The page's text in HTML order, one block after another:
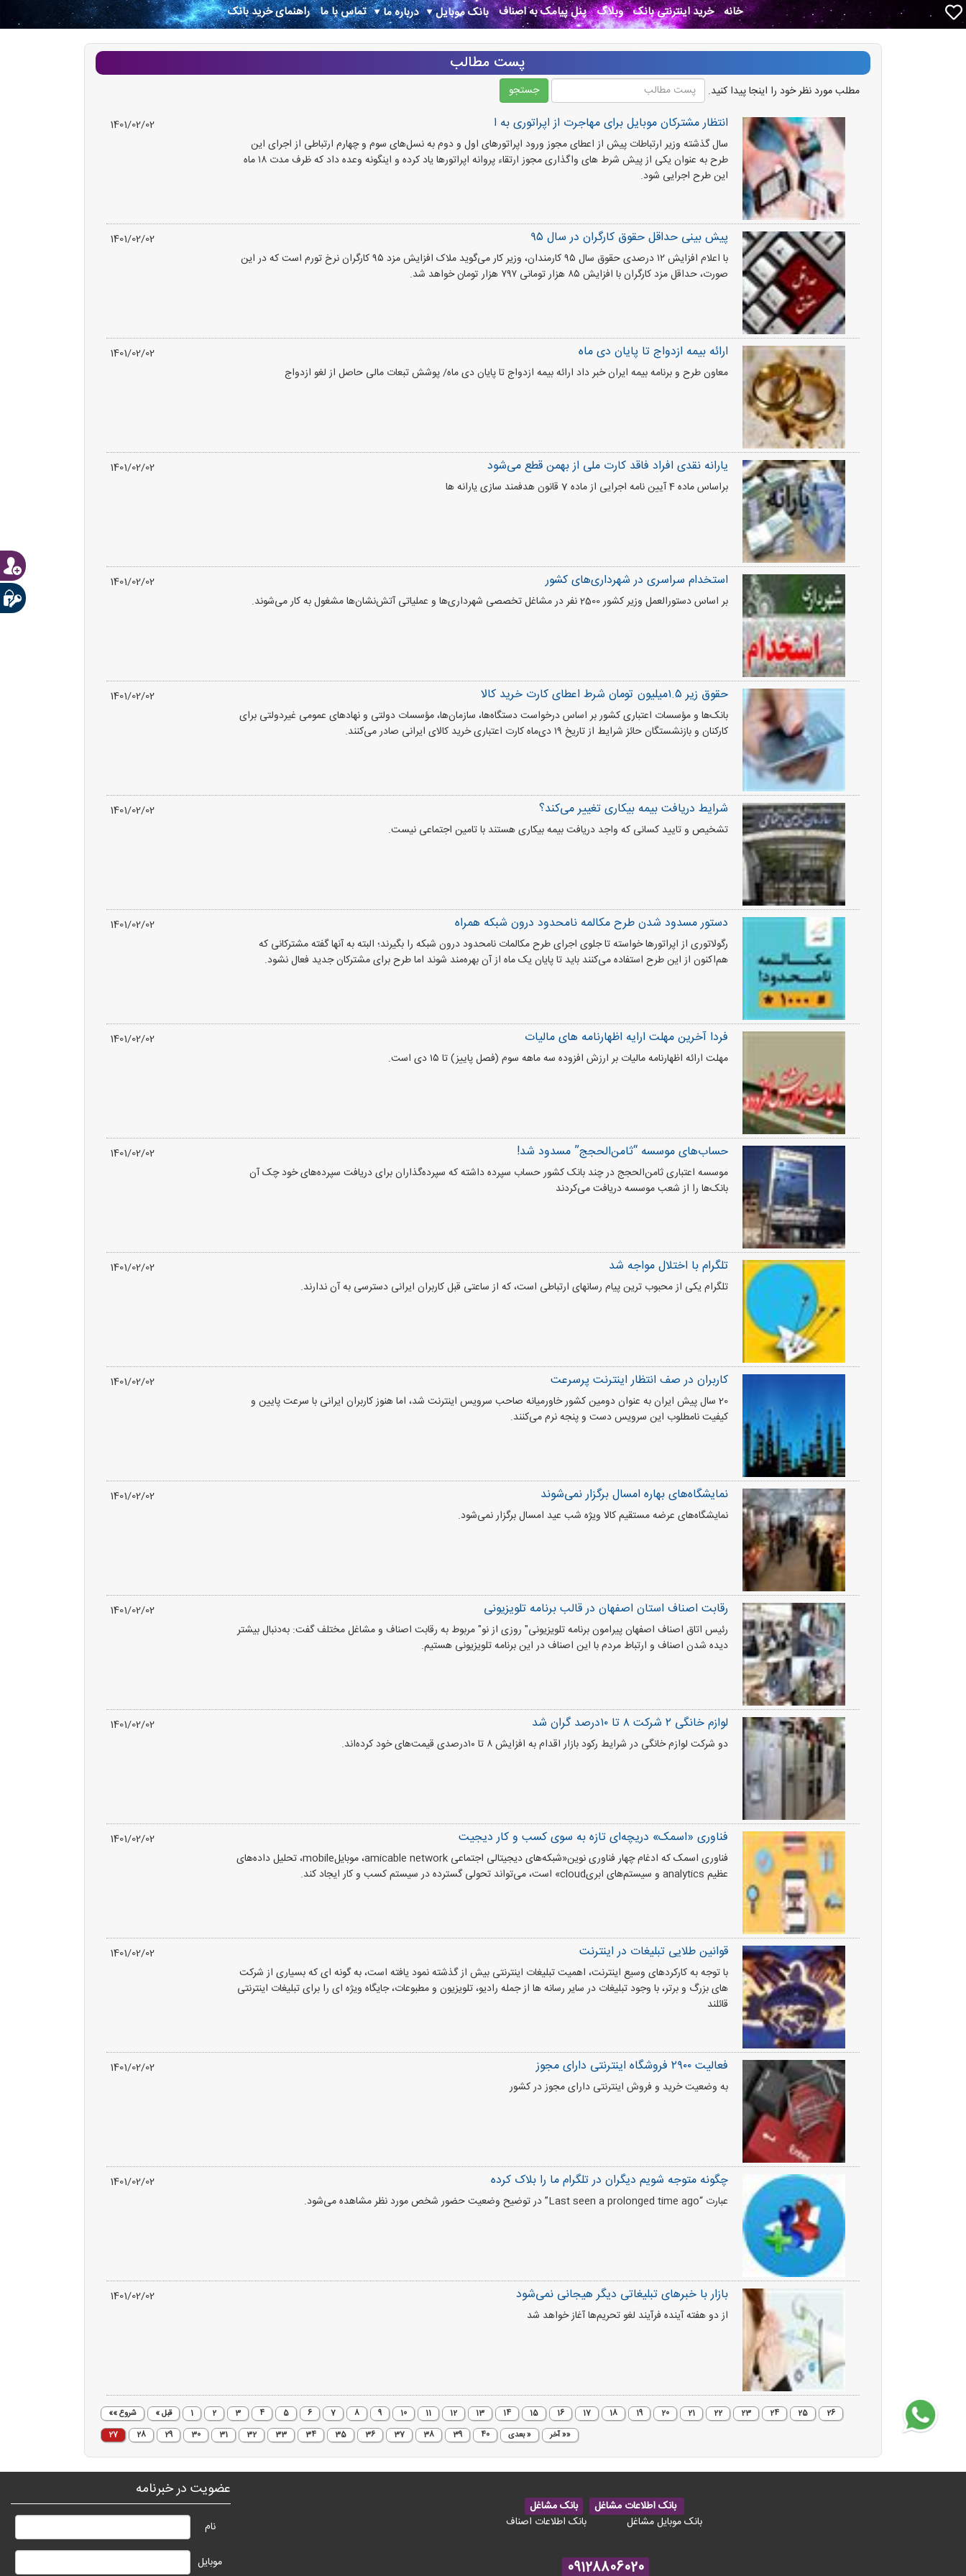
خانه خرید اینترنتی بانک وبلاگ پنل پیامک به اصناف بانک موبایل درباره ما تماس با ما راهنمای خرید بانک
پست مطالب
مطلب مورد نظر خود را اینجا پیدا کنید.
انتظار مشترکان موبایل برای مهاجرت از اپراتوری به ا
سال گذشته وزیر ارتباطات پیش از اعطای مجوز ورود اپراتورهای اول و دوم به نسل‌های سوم و چهارم ارتباطی از اجرای این
طرح به عنوان یکی از پیش‌ شرط‌ های واگذاری مجوز ارتقاء پروانه اپراتورها یاد کرده و اینگونه وعده داد که ظرف مدت ۱۸ ماه
این طرح اجرایی شود.
1401/02/02
پیش بینی حداقل حقوق کارگران در سال ۹۵
با اعلام افزایش ۱۲ درصدی حقوق سال ۹۵ کارمندان، وزیر کار می‌گوید ملاک افزایش مزد ۹۵ کارگران نرخ تورم است که در این
صورت، حداقل مزد کارگران با افزایش ۸۵ هزار تومانی ۷۹۷ هزار تومان خواهد شد.
1401/02/02
ارائه بیمه ازدواج تا پایان دی ماه
معاون طرح و برنامه بیمه ایران خبر داد ارائه بیمه ازدواج تا پایان دی ماه/ پوشش تبعات مالی حاصل از لغو ازدواج
1401/02/02
یارانه نقدی افراد فاقد کارت ملی از بهمن قطع می‌شود
براساس ماده 4 آیین نامه اجرایی از ماده 7 قانون هدفمند سازی یارانه ها
1401/02/02
استخدام سراسری در شهرداری‌های کشور
بر اساس دستورالعمل وزیر کشور 2500 نفر در مشاغل تخصصی شهرداری‌ها و عملیاتی آتش‌نشان‌ها مشغول به کار می‌شوند.
1401/02/02
حقوق زیر ۱.۵میلیون تومان شرط اعطای کارت خرید کالا
بانک‌ها و مؤسسات اعتباری کشور بر اساس درخواست دستگاه‌ها، سازمان‌ها، مؤسسات دولتی و نهادهای عمومی غیردولتی برای
کارکنان و بازنشستگان حائز شرایط از تاریخ ۱۹ دی‌ماه کارت اعتباری خرید کالای ایرانی صادر می‌کنند.
1401/02/02
شرایط دریافت بیمه بیکاری تغییر می‌کند؟
تشخیص و تایید کسانی که واجد دریافت بیمه بیکاری هستند با تامین اجتماعی نیست.
1401/02/02
دستور مسدود شدن طرح مکالمه نامحدود درون شبکه همراه
رگولاتوری از اپراتورها خواسته تا جلوی اجرای طرح مکالمات نامحدود درون شبکه را بگیرند؛ البته به آنها گفته مشترکانی که
هم‌اکنون از این طرح استفاده می‌کنند باید تا پایان یک ماه از آن بهره‌مند شوند اما طرح برای مشترکان جدید فعال نشود.
1401/02/02
فردا آخرین مهلت ارایه اظهارنامه های مالیات
مهلت ارائه اظهارنامه مالیات بر ارزش افزوده سه ماهه سوم (فصل پاییز) تا ۱۵ دی است.
1401/02/02
حساب‌های موسسه “ثامن‌الحجج” مسدود شد!
موسسه اعتباری ثامن‌الحجج در چند بانک کشور حساب سپرده داشته که سپرده‌گذاران برای دریافت سپرده‌های خود چک آن
بانک‌ها را از شعب موسسه دریافت می‌کردند
1401/02/02
تلگرام با اختلال مواجه شد
تلگرام یکی از محبوب ترین پیام رسانهای ارتباطی است، که از ساعتی قبل کاربران ایرانی دسترسی به آن ندارند.
1401/02/02
کاربران در صف انتظار اینترنت پرسرعت
20 سال پیش ایران به عنوان دومین کشور خاورمیانه صاحب سرویس اینترنت شد، اما هنوز کاربران ایرانی با سرعت پایین و
کیفیت نامطلوب این سرویس دست و پنجه نرم می‌کنند.
1401/02/02
نمایشگاه‌های بهاره امسال برگزار نمی‌شوند
نمایشگاه‌های عرضه مستقیم کالا ویژه شب عید امسال برگزار نمی‌شود.
1401/02/02
رقابت اصناف استان اصفهان در قالب برنامه تلویزیونی
رئیس اتاق اصناف اصفهان پیرامون برنامه تلویزیونی" روزی از نو" مربوط به رقابت اصناف و مشاغل مختلف گفت: به‌دنبال بیشتر
دیده شدن اصناف و ارتباط مردم با این اصناف در این برنامه تلویزیونی هستیم.
1401/02/02
لوازم خانگی ۲ شرکت ۸ تا ۱۰درصد گران شد
دو شرکت لوازم خانگی در شرایط رکود بازار اقدام به افزایش ۸ تا ۱۰درصدی قیمت‌های خود کرده‌اند.
1401/02/02
فناوری «اسمک» دریچه‌ای تازه به سوی کسب و کار دیجیت
فناوری اسمک که ادغام چهار فناوری نوین«شبکه‌های دیجیتالی اجتماعی amicable network، موبایلmobile، تحلیل داده‌های
عظیم analytics و سیستم‌های ابریcloud» است، می‌تواند تحولی گسترده در سیستم کسب و کار ایجاد کند.
1401/02/02
قوانین طلایی تبلیغات در اینترنت
با توجه به کارکردهای وسیع اینترنت، اهمیت تبلیغات اینترنتی بیش از گذشته نمود یافته است، به گونه ای که بسیاری از شرکت
های بزرگ و برتر، با وجود تبلیغات در سایر رسانه ها از جمله رادیو، تلویزیون و مطبوعات، جایگاه ویژه ای را برای تبلیغات اینترنتی
قائلند
1401/02/02
فعالیت ۲۹۰۰ فروشگاه اینترنتی دارای مجوز
به وضعیت خرید و فروش اینترنتی دارای مجوز در کشور
1401/02/02
چگونه متوجه شویم دیگران در تلگرام ما را بلاک کرده‌
عبارت “Last seen a prolonged time ago” در توضیح وضعیت حضور شخص مورد نظر مشاهده می‌شود.
1401/02/02
بازار با خبرهای تبلیغاتی دیگر هیجانی نمی‌شود
از دو هفته آینده فرآیند لغو تحریم‌ها آغاز خواهد شد
1401/02/02
شروع »» قبل » 1 2 3 4 5 6 7 8 9 10 11 12 13 14 15 16 17 18 19 20 21 22 23 24 25
26
27
28 29 30 31 32 33 34 35 36 37 38 39 40 « بعدی «« آخر
بانک اطلاعات مشاغل
بانک مشاغل
بانک موبایل مشاغل
بانک اطلاعات اصناف
09128806020
عضویت در خبرنامه
نام
موبایل